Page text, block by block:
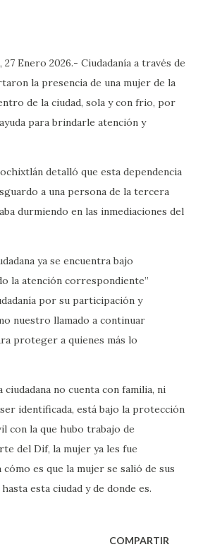
Enero 2026.- Ciudadanía a través de
la presencia de una mujer de la
de la ciudad, sola y con frio, por
para brindarle atención y
detalló que esta dependencia
a una persona de la tercera
durmiendo en las inmediaciones del
ya se encuentra bajo
la atención correspondiente”
por su participación y
nuestro llamado a continuar
proteger a quienes más lo
ciudadana no cuenta con familia, ni
identificada, está bajo la protección
con la que hubo trabajo de
del Dif, la mujer ya les fue
es que la mujer se salió de sus
esta ciudad y de donde es.
COMPARTIR